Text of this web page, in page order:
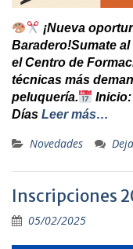
¡Nueva
Baradero!Sumate
el Centro de
técnicas más
peluquería.
Inicio:
Días Leer más…
Novedades
Inscripciones
05/02/2025